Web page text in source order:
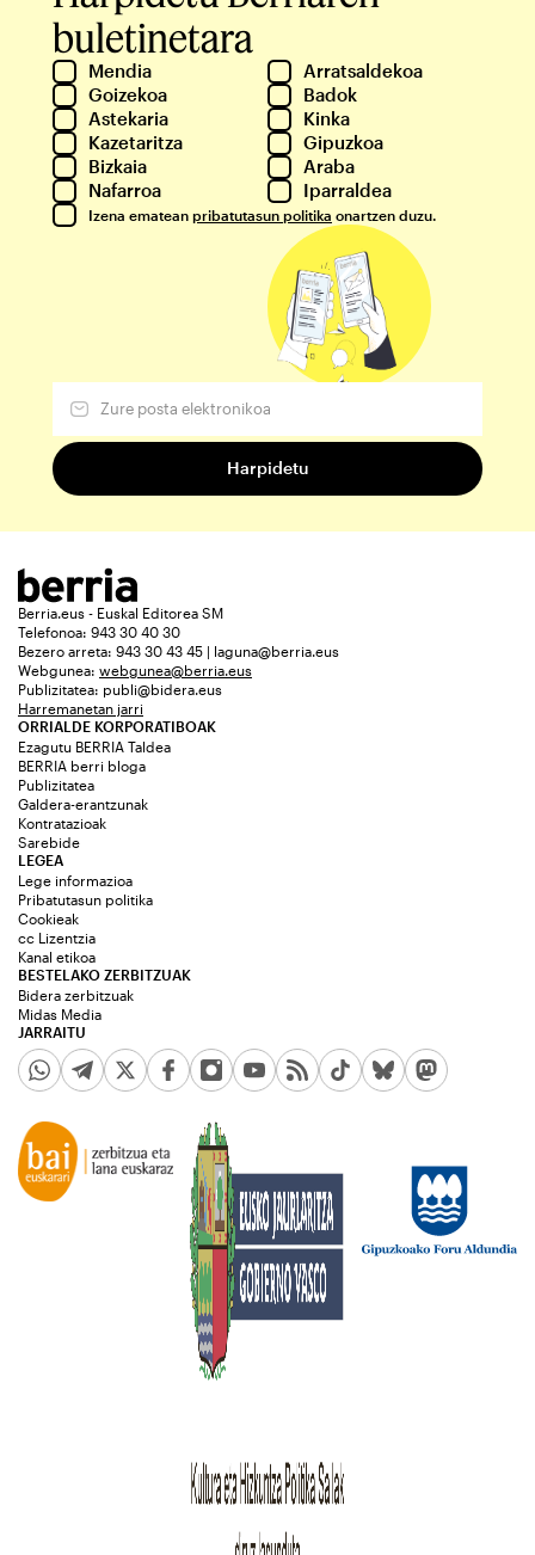
buletinetara
Mendia
Arratsaldekoa
Goizekoa
Badok
Astekaria
Kinka
Kazetaritza
Gipuzkoa
Bizkaia
Araba
Nafarroa
Iparraldea
Izena ematean pribatutasun politika onartzen duzu.
Berria.eus - Euskal Editorea SM
Telefonoa: 943 30 40 30
Bezero arreta: 943 30 43 45 | laguna@berria.eus
Webgunea: webgunea@berria.eus
Publizitatea: publi@bidera.eus
Harremanetan jarri
ORRIALDE KORPORATIBOAK
Ezagutu BERRIA Taldea
BERRIA berri bloga
Publizitatea
Galdera-erantzunak
Kontratazioak
Sarebide
JARRAITU
LEGEA
Lege informazioa
Pribatutasun politika
Cookieak
cc Lizentzia
Kanal etikoa
BESTELAKO ZERBITZUAK
Bidera zerbitzuak
Midas Media